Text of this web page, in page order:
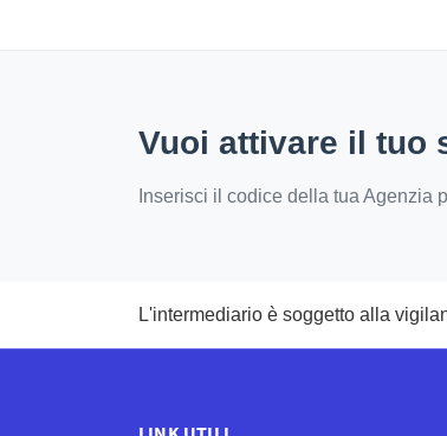
Vuoi attivare il tuo
Inserisci il codice della tua Agenzia
L'intermediario è soggetto alla